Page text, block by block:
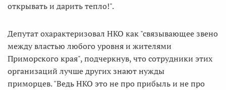
открывать и дарить тепло!".
Депутат охарактеризовал НКО как "связывающее звено
между властью любого уровня и жителями
Приморского края", подчеркнув, что сотрудники этих
организаций лучше других знают нужды
приморцев. "Ведь НКО это не про прибыль и не про